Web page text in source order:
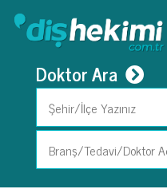
Doktor Ara